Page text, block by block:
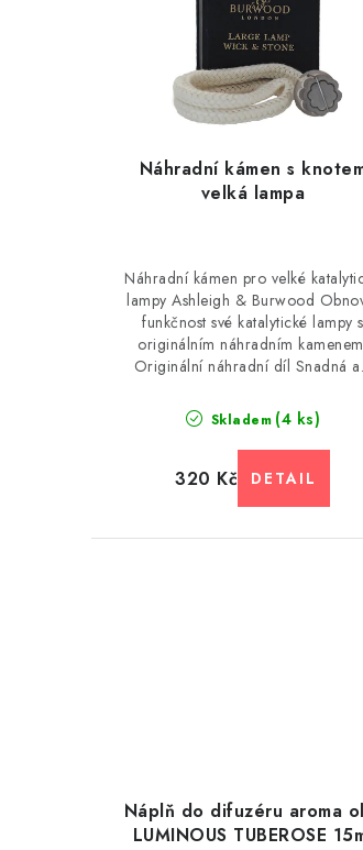
Náhradní kámen s
velká lampa
Skladem (4 ks)
320 Kč
Náhradní kámen pro velké
lampy Ashleigh & Burwood
funkčnost své katalytické lampy s
originálním náhradním
Originální náhradní díl Snadná
Náplň do difuzéru aroma
LUMINOUS TUBEROSE